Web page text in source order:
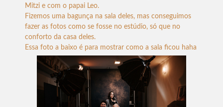
Mitzi e com o papai Leo.
Fizemos uma bagunça na sala deles, mas conseguimos
fazer as fotos como se fosse no estúdio, só que no
conforto da casa deles.
Essa foto a baixo é para mostrar como a sala ficou haha